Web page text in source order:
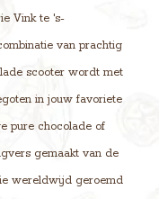
Vink te 's-
van prachtig
scooter wordt met
in jouw favoriete
pure chocolade of
gemaakt van de
wereldwijd geroemd